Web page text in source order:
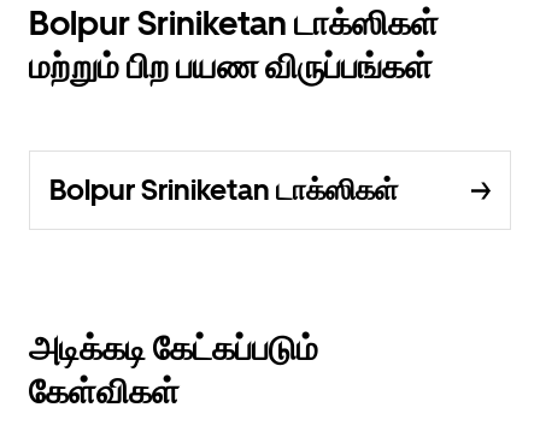
Bolpur Sriniketan டாக்ஸிகள்
மற்றும் பிற பயண விருப்பங்கள்
Bolpur Sriniketan டாக்ஸிகள்
அடிக்கடி கேட்கப்படும்
கேள்விகள்